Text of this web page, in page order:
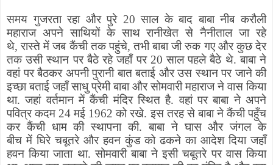
समय गुजरता रहा और पुरे20साल के बाद बाबा नीब करौली
महाराज अपने साथियों के साथ रानीखेत से नैनीताल जा रहे
थे,रास्ते में जब कैंची तक पहुंचे,तभी बाबा जी रुक गए और कुछ देर
तक उसी स्थान पर बैठे रहे जहाँ पर20साल पहले बैठे थे.बाबा ने
वहां पर बैठकर अपनी पुरानी बात बताई और उस स्थान पर जाने की
इच्छा बताई जहाँ साधु प्रेमी बाबा और सोमवारी महाराज ने वास किया
था.जहां वर्तमान में कैंची मंदिर स्थित है. वहां पर बाबा ने अपने
पवित्र कदम 24मई 1962को रखे.इस तरह से बाबा ने कैंची पहुँच
कर कैंची धाम की स्थापना की.बाबा ने घास और जंगल के
बीच में घिरे चबूतरे और हवन कुंड को ढकने का आदेश दिया जहाँ
हवन किया जाता था.सोमवारी बाबा ने इसी चबूतरे पर वास किया